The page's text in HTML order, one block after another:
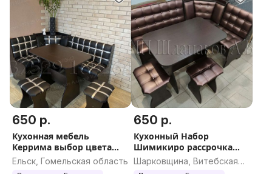
650 р.
Кухонная мебель
Керрима выбор цвета
РАССРОЧКА без%
Ельск, Гомельская область
650 р.
Кухонный Набор
Шимикиро рассрочка
доставка РБ
Шарковщина, Витебская